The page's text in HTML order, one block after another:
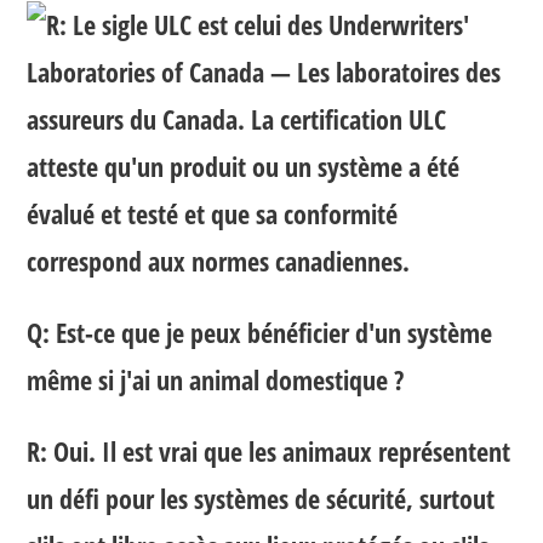
R: Le sigle ULC est celui des Underwriters'
Laboratories of Canada — Les laboratoires des
assureurs du Canada. La certification ULC
atteste qu'un produit ou un système a été
évalué et testé et que sa conformité
correspond aux normes canadiennes.
Q: Est-ce que je peux bénéficier d'un système
même si j'ai un animal domestique ?
R: Oui. Il est vrai que les animaux représentent
un défi pour les systèmes de sécurité, surtout